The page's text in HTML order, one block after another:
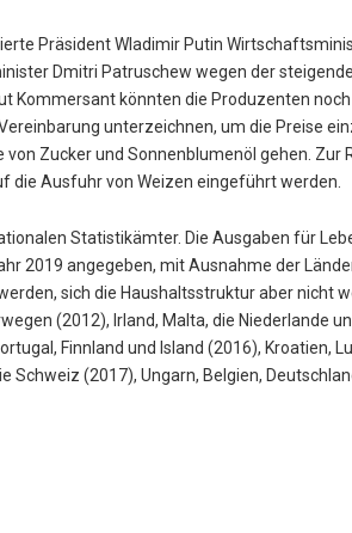
Präsident Wladimir Putin
Dmitri Patruschew wegen der
Kommersant könnten die Produzenten
unterzeichnen, um die Preise
von Zucker und Sonnenblumenöl gehen. Zur
die Ausfuhr von Weizen eingeführt werden.
Statistikämter. Die Ausgaben für
2019 angegeben, mit Ausnahme der
sich die Haushaltsstruktur aber nicht
(2012), Irland, Malta, die Niederlande
Finnland und Island (2016), Kroatien,
Schweiz (2017), Ungarn, Belgien,